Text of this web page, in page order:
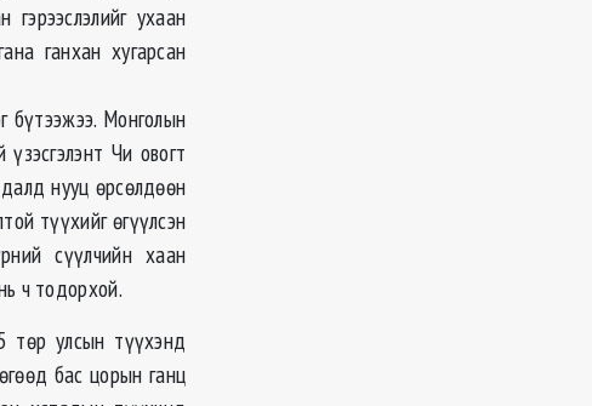
ухаан
ганхан хугарсан
бүтээжээ. Монголын
Чи овогт
нууц өрсөлдөөн
түүхийг өгүүлсэн
сүүлчийн хаан
ч тодорхой.
төр улсын түүхэнд
бас цорын ганц